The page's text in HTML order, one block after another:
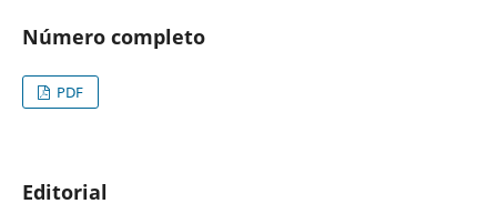
Número completo
PDF
Editorial